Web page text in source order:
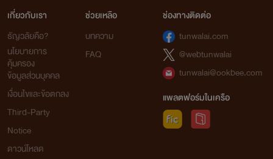
เกี่ยวกับเรา
ธัญวลัยคือ?
นโยบายการ
คุ้มครอง
ข้อมูลส่วนบุคคล
เงื่อนไขและข้อตกลง
Third-Party
Notice
ดาวน์โหลด
ช่วยเหลือ
บทความ
FAQ
ช่องทางติดต่อ
tunwalai.com
@webtunwalai
tunwalai@ookbee.com
แพลตฟอร์มในเครือ